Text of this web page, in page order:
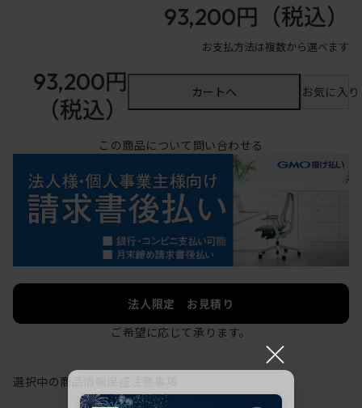
93,200円 （税込）
お支払方法は複数から選べます
93,200円
（税込）
カートへ お気に入
この商品について問い合わせる
法人限定 お見積り
ご希望に応じて承ります。
選択中の商品情報
×